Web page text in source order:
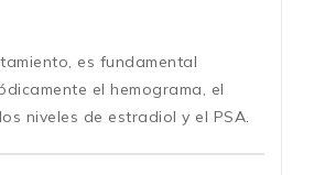
es fundamental
el hemograma, el
niveles de estradiol y el PSA.